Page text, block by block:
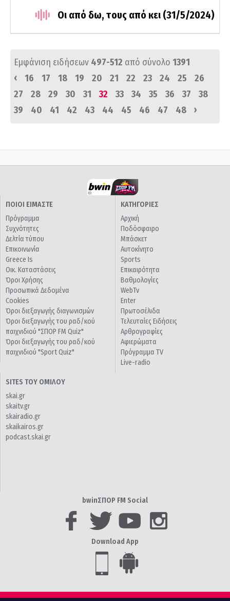
Οι από δω, τους από κει (31/5/2024)
Εμφάνιση ειδήσεων 497-512 από σύνολο 1391
‹
16 17 18 19 20 21 22 23 24 25
26
27
28 29 30 31 32 33 34 35 36 37
38
39
40 41 42 43 44 45 46 47 48 ›
ΠΟΙΟΙ ΕΙΜΑΣΤΕ
Πρόγραμμα
Συχνότητες
Δελτία τύπου
Επικοινωνία
Greece Is
Οικ. Καταστάσεις
Όροι Χρήσης
Προσωπικά Δεδομένα
Cookies
Όροι διεξαγωγής διαγωνισμών
Όροι διεξαγωγής του ραδ/κού
παιχνιδιού "ΣΠΟΡ FM Quiz"
Όροι διεξαγωγής του ραδ/κού
παιχνιδιού "Sport Quiz"
ΚΑΤΗΓΟΡΙΕΣ
Αρχική
Ποδόσφαιρο
Μπάσκετ
Αυτοκίνητο
Sports
Επικαιρότητα
Βαθμολογίες
WebTv
Enter
Πρωτοσέλιδα
Τελευταίες Ειδήσεις
Αρθρογραφίες
Αφιερώματα
Πρόγραμμα TV
Live-radio
SITES ΤΟΥ ΟΜΙΛΟΥ
skai.gr
skaitv.gr
skairadio.gr
skaikairos.gr
podcast.skai.gr
bwinΣΠΟΡ FM Social
Download App